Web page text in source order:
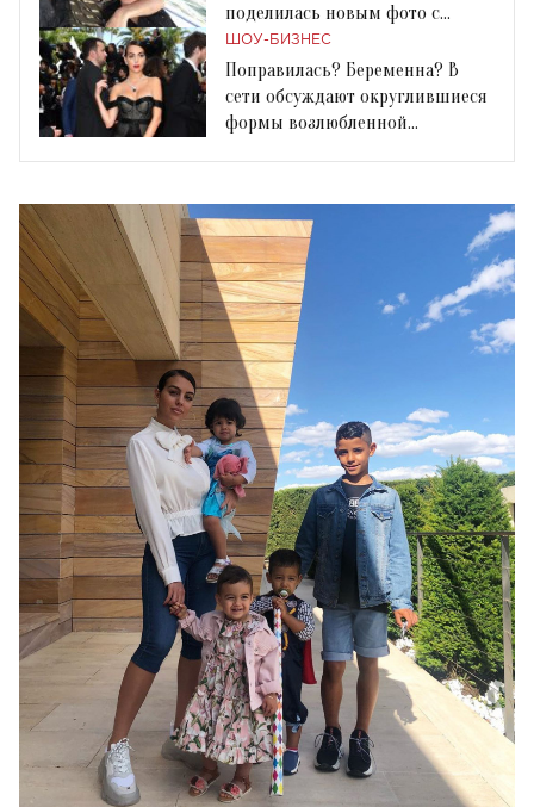
поделилась новым фото с
Криштиану Роналду
ШОУ-БИЗНЕС
Поправилась? Беременна? В
сети обсуждают округлившиеся
формы возлюбленной